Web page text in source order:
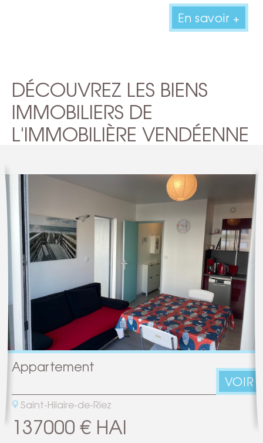
En savoir +
DÉCOUVREZ LES BIENS
IMMOBILIERS DE
L'IMMOBILIÈRE VENDÉENNE
VOIR
Appartement
Saint-Hilaire-de-Riez
137000 € HAI